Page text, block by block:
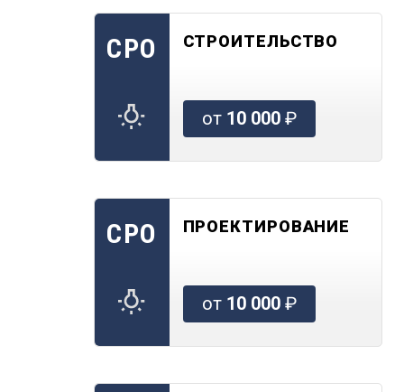
СРО СТРОИТЕЛЬСТВО
от 10 000₽
СРО ПРОЕКТИРОВАНИЕ
от 10 000₽